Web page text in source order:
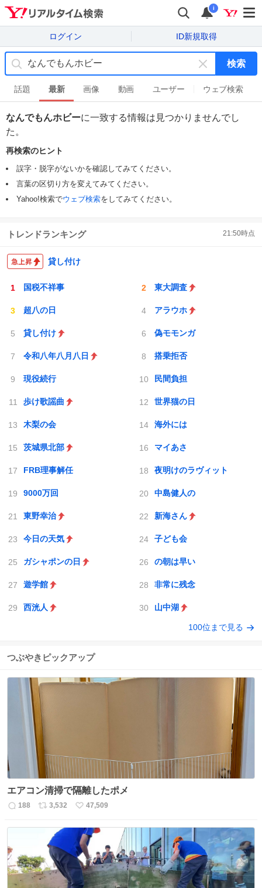
i
ログイン ID新規取得
キ
ー
ワ
ー
検索
話題 最新 画像 動画 ユーザー ウェブ検索
なんでもんホビーに一致する情報は見つかりませんでし
た。
再検索のヒント
誤字・脱字がないかを確認してみてください。
言葉の区切り方を変えてみてください。
Yahoo!検索でウェブ検索をしてみてください。
トレンドランキング 21:50時点
貸し付け
国税不祥事 東大調査
超八の日 アラウホ
貸し付け 偽モモンガ
令和八年八月八日 搭乗拒否
現役続行 民間負担
歩け歌謡曲 世界猫の日
木梨の会 海外には
茨城県北部 マイあさ
FRB理事解任 夜明けのラヴィット
9000万回 中島健人の
東野幸治 新海さん
今日の天気 子ども会
ガシャポンの日 の朝は早い
遊学館 非常に残念
西洸人 山中湖
100位まで見る
つぶやきピックアップ
エアコン清掃で隔離したポメ
返
188
リ
数
3,532
い
ね
数
47,509